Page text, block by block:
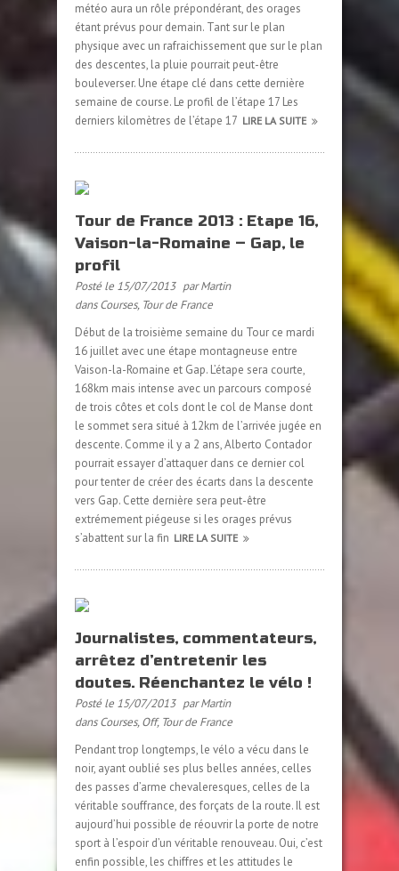
météo aura un rôle prépondérant, des orages
étant prévus pour demain. Tant sur le plan
physique avec un rafraichissement que sur le plan
des descentes, la pluie pourrait peut-être
bouleverser. Une étape clé dans cette dernière
semaine de course. Le profil de l’étape 17 Les
derniers kilomètres de l’étape 17 LIRE LA SUITE
Tour de France 2013 : Etape 16,
Vaison-la-Romaine – Gap, le
profil
Posté le 15/07/2013 par Martin
dansCourses, Tour de France
Début de la troisième semaine du Tour ce mardi
16 juillet avec une étape montagneuse entre
Vaison-la-Romaine et Gap. L’étape sera courte,
168km mais intense avec un parcours composé
de trois côtes et cols dont le col de Manse dont
le sommet sera situé à 12km de l’arrivée jugée en
descente. Comme il y a 2 ans, Alberto Contador
pourrait essayer d’attaquer dans ce dernier col
pour tenter de créer des écarts dans la descente
vers Gap. Cette dernière sera peut-être
extrémement piégeuse si les orages prévus
s’abattent sur la fin LIRE LA SUITE
Journalistes, commentateurs,
arrêtez d’entretenir les
doutes. Réenchantez le vélo !
Posté le 15/07/2013 par Martin
dansCourses,Off, Tour de France
Pendant trop longtemps, le vélo a vécu dans le
noir, ayant oublié ses plus belles années, celles
des passes d’arme chevaleresques, celles de la
véritable souffrance, des forçats de la route. Il est
aujourd’hui possible de réouvrir la porte de notre
sport à l’espoir d’un véritable renouveau. Oui, c’est
enfin possible, les chiffres et les attitudes le